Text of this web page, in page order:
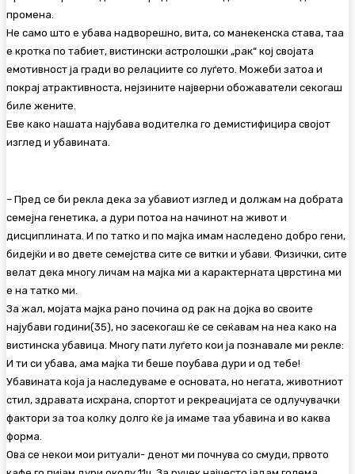
промена.
Не само што е убава надворешно, вита, со манекенска става, таа
е кротка по табиет, вистински астролошки „рак“ кој својата
емотивност ја гради во релациите со луѓето. Можеби затоа и
покрај атрактивноста, нејзините најверни обожаватели секогаш
биле жените.
Еве како нашата најубава водителка го демистифицира својот
изглед и убавината.
– Пред се би рекла дека за убавиот изглед и должам на добрата
семејна генетика, а дури потоа на начинот на живот и
дисциплината. И по татко и по мајка имам наследено добро гени,
бидејќи и во двете семејства сите се витки и убави. Физички, сите
велат дека многу личам на мајка ми а карактерната цврстина ми
е на татко ми.
За жал, мојата мајка рано почина од рак на дојка во своите
најубави години(35), но засекогаш ќе се сеќавам на неа како на
вистинска убавица. Многу пати луѓето кои ја познавале ми рекле:
И ти си убава, ама мајка ти беше поубава дури и од тебе!
Убавината која ја наследуваме е основата, но негата, животниот
стил, здравата исхрана, спортот и рекреацијата се одлучувачки
фактори за тоа колку долго ќе ја имаме таа убавина и во каква
форма.
Ова се некои мои ритуали- денот ми почнува со смуди, првото